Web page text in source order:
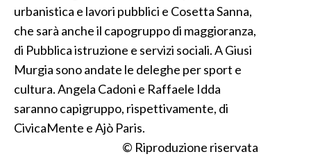
NECROLOGI
PUBBLICITÀ
SPIAGGE
STORE
urbanistica e lavori pubblici e Cosetta Sanna,
che sarà anche il capogruppo di maggioranza,
di Pubblica istruzione e servizi sociali. A Giusi
Murgia sono andate le deleghe per sport e
cultura. Angela Cadoni e Raffaele Idda
saranno capigruppo, rispettivamente, di
CivicaMente e Ajò Paris.
© Riproduzione riservata